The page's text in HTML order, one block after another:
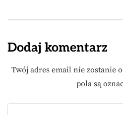
Dodaj komentarz
Twój adres email nie zostanie
pola są